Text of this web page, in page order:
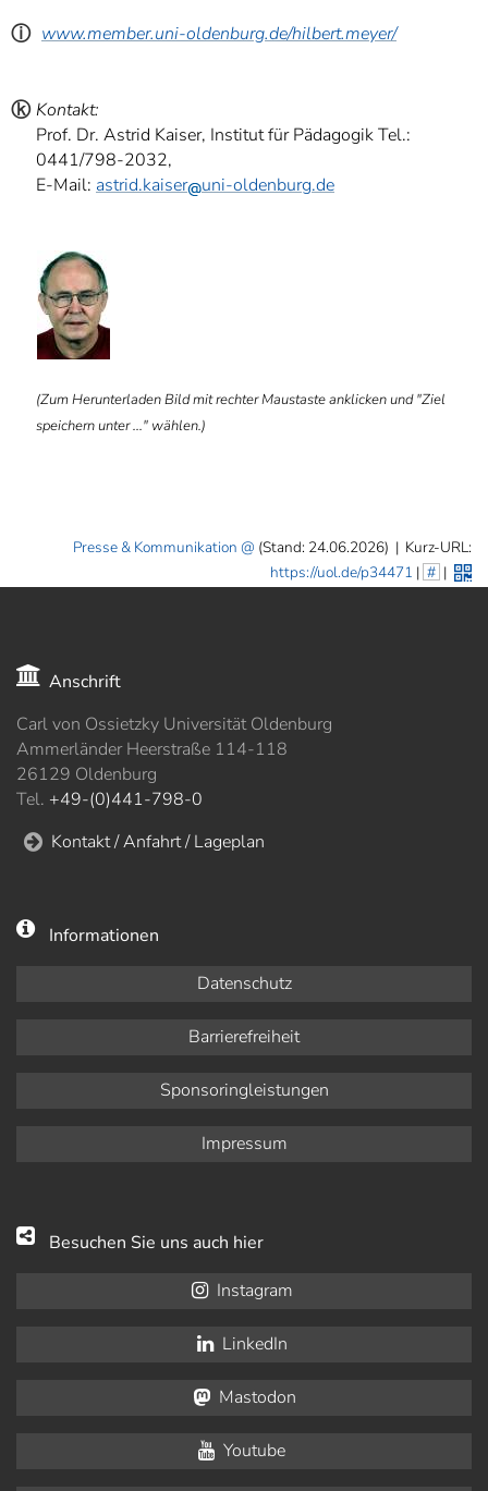
ⓘ www.member.uni-oldenburg.de/hilbert.meyer/
ⓚ Kontakt:
Prof. Dr. Astrid Kaiser, Institut für Pädagogik Tel.:
0441/798-2032,
E-Mail: astrid.kaiser uni-oldenburg.de
(Zum Herunterladen Bild mit rechter Maustaste anklicken und "Ziel
speichern unter ..." wählen.)
Presse & Kommunikation (Stand: 24.06.2026) | Kurz-URL:
https://uol.de/p34471 | # |
Anschrift
Carl von Ossietzky Universität Oldenburg
Ammerländer Heerstraße 114-118
26129 Oldenburg
Tel. +49-(0)441-798-0
Kontakt / Anfahrt / Lageplan
Informationen
Datenschutz
Barrierefreiheit
Sponsoringleistungen
Impressum
Besuchen Sie uns auch hier
Instagram
LinkedIn
Mastodon
Youtube